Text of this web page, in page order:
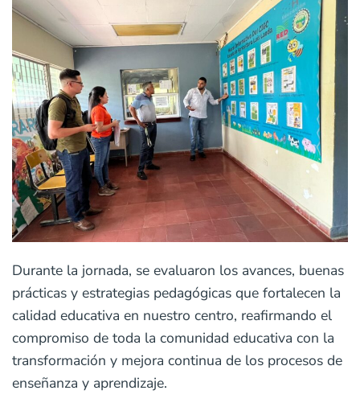
Durante la jornada, se evaluaron los avances, buenas
prácticas y estrategias pedagógicas que fortalecen la
calidad educativa en nuestro centro, reafirmando el
compromiso de toda la comunidad educativa con la
transformación y mejora continua de los procesos de
enseñanza y aprendizaje.